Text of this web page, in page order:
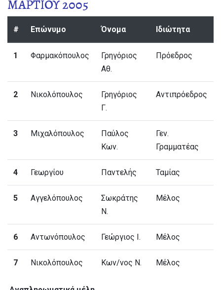
ΜΑΡΤΙΟΥ 2005
# Επώνυμο Όνομα Ιδιώτητα
1 Φαρμακόπουλος
Γρηγόριος
Αθ.
Πρόεδρος
2 Νικολόπουλος
Γρηγόριος
Γ.
Αντιπρόεδρος
3 Μιχαλόπουλος
Παύλος
Κων.
Γεν.
Γραμματέας
4 Γεωργίου Παντελής Ταμίας
5 Αγγελόπουλος
Σωκράτης
Ν.
Μέλος
6 Αντωνόπουλος Γεώργιος Ι. Μέλος
7 Νικολόπουλος Κων/νος Ν. Μέλος